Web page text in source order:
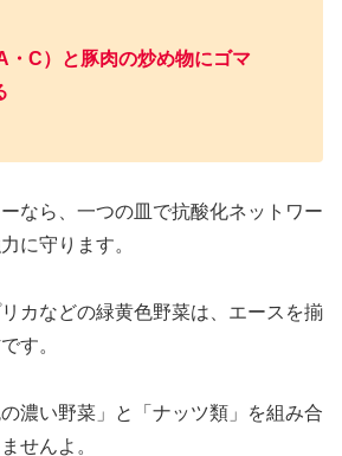
・C）と豚肉の炒め物にゴマ
なら、一つの皿で抗酸化ネットワー
に守ります。
カなどの緑黄色野菜は、エースを揃
す。
濃い野菜」と「ナッツ類」を組み合
せんよ。